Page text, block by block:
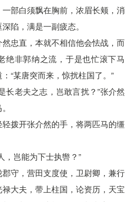
部白须飘在胸前，浓眉长颊，消
陷，满是一副疲态。
忠直，本就不相信他会怯战，而
绝非郭纳之流，于是也忙滚下马
“某唐突而来，惊扰柱国了。”
长老夫之志，岂敢言扰？”张介然
拨开张介然的手，将两匹马的缰
，岂能为下士执辔？”
守，营田支度使，卫尉卿，兼行
大夫，带上柱国，论资历，天宝